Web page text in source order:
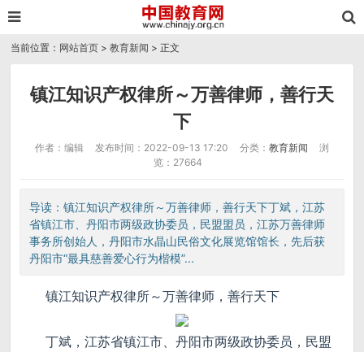
当前位置： 网站首页 >教育新闻 > 正文
镇江知识产权律所～万善律师，善行天
下
作者：编辑 发布时间：2022-09-13 17:20 分类： 教育新闻
浏
览：27664
导读：镇江知识产权律所～万善律师，善行天下丁斌，江苏
省镇江市、丹阳市两级政协委员，民盟盟员，江苏万善律师
事务所创始人，丹阳市水晶山民俗文化展览馆馆长，先后获
丹阳市“最具慈善爱心行为楷模”...
镇江知识产权律所～万善律师，善行天下
丁斌，江苏省镇江市、丹阳市两级政协委员，民盟